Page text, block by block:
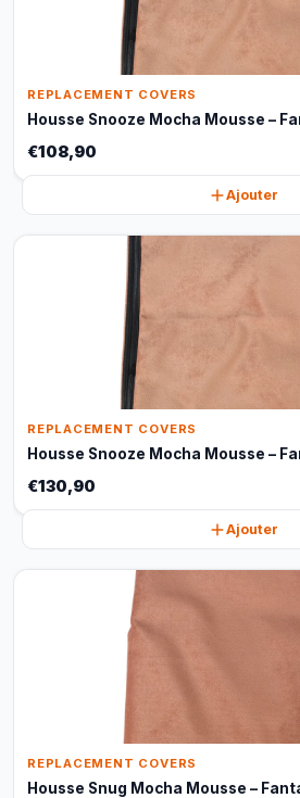
REPLACEMENT COVERS
Housse Snooze Mocha Mousse –
€108,90
Ajouter
REPLACEMENT COVERS
Housse Snooze Mocha Mousse –
€130,90
Ajouter
REPLACEMENT COVERS
Housse Snug Mocha Mousse –